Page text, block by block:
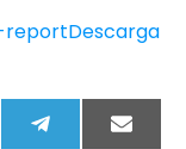
Descarga
TelegramEmail